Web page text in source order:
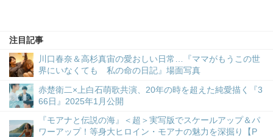
注目記事
川口春奈＆高杉真宙の愛おしい日常…『ママがもうこの世
界にいなくても 私の命の日記』場面写真
赤楚衛二×上白石萌歌共演、20年の時を超えた純愛描く『3
66日』2025年1月公開
『モアナと伝説の海』＜超＞実写版でスケールアップ＆パ
ワーアップ！等身大ヒロイン・モアナの魅力を深掘り【P